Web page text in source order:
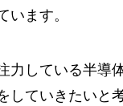
います。
力している半導
していきたいと